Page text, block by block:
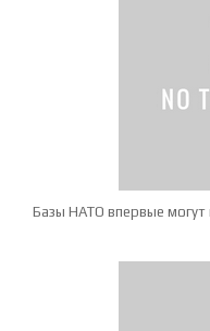
Базы НАТО впервые могут